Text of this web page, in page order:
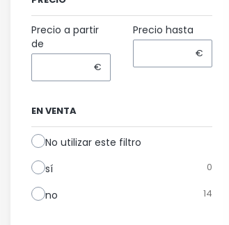
Precio a partir
de
€
Precio hasta
€
EN VENTA
No utilizar este filtro
sí
0
no 14